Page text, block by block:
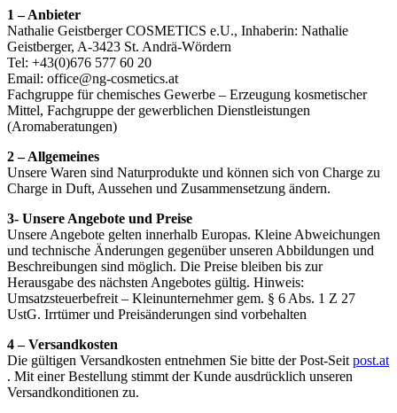
1 – Anbieter
Nathalie Geistberger COSMETICS e.U., Inhaberin: Nathalie
Geistberger, A-3423 St. Andrä-Wördern
Tel: +43(0)676 577 60 20
Email: office@ng-cosmetics.at
Fachgruppe für chemisches Gewerbe – Erzeugung kosmetischer
Mittel, Fachgruppe der gewerblichen Dienstleistungen
(Aromaberatungen)
2 – Allgemeines
Unsere Waren sind Naturprodukte und können sich von Charge zu
Charge in Duft, Aussehen und Zusammensetzung ändern.
3- Unsere Angebote und Preise
Unsere Angebote gelten innerhalb Europas. Kleine Abweichungen
und technische Änderungen gegenüber unseren Abbildungen und
Beschreibungen sind möglich. Die Preise bleiben bis zur
Herausgabe des nächsten Angebotes gültig. Hinweis:
Umsatzsteuerbefreit – Kleinunternehmer gem. § 6 Abs. 1 Z 27
UstG. Irrtümer und Preisänderungen sind vorbehalten
4 – Versandkosten
Die gültigen Versandkosten entnehmen Sie bitte der Post-Seit post.at
. Mit einer Bestellung stimmt der Kunde ausdrücklich unseren
Versandkonditionen zu.